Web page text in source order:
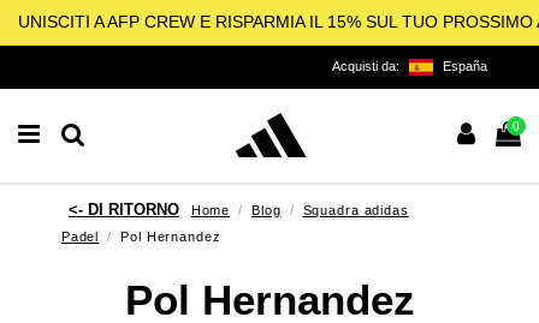
UNISCITI A AFP CREW E RISPARMIA IL 15% SUL TUO PROSSIMO
Acquisti da: España
0
Home Blog
Squadra adidas
Padel
Pol Hernandez
Pol Hernandez